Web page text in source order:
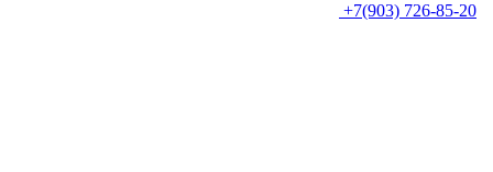
+7(903) 726-85-20